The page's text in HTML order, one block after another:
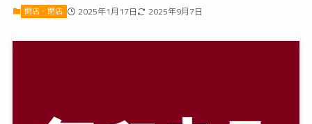
開店・閉店 2025年1月17日 2025年9月7日